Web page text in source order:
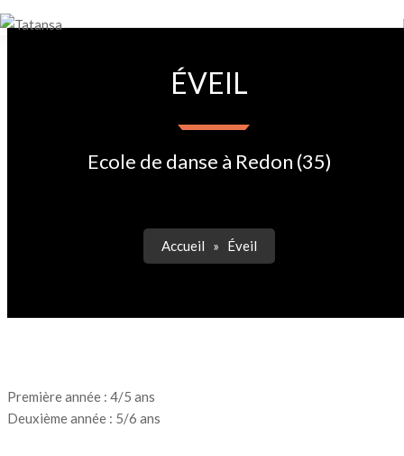
ÉVEIL
Ecole de danse à Redon (35)
Accueil » Éveil
Première année : 4/5 ans
Deuxième année : 5/6 ans